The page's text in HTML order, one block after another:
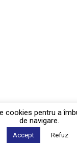
cookies pentru a
de navigare.
Accept Refuz